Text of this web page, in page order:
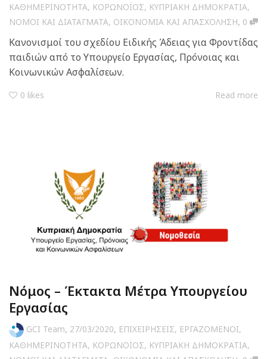
ΚΑΘΗΜΕΡΙΝΟΤΗΤΑ, ΚΟΡΩΝΟΪΟΣ, ΚΥΠΡΙΑΚΗ ΔΗΜΟΚΡΑΤΙΑ,
ΝΟΜΟΙ ΚΑΙ ΔΙΑΤΑΓΜΑΤΑ, ΟΙΚΟΝΟΜΙΑ ΚΑΙ ΑΠΑΣΧΟΛΗΣΗ, 0
Κανονισμοί του σχεδίου Ειδικής Άδειας για Φροντίδας
παιδιών από το Υπουργείο Εργασίας, Πρόνοιας και
Κοινωνικών Ασφαλίσεων.
0 likes Read more
Νόμος – Έκτακτα Μέτρα Υπουργείου
Εργασίας
GCI Team, 27/03/2020, ΕΠΙΧΕΙΡΗΣΕΙΣ, ΕΡΓΑΖΟΜΕΝΟΙ,
ΚΑΘΗΜΕΡΙΝΟΤΗΤΑ, ΚΟΡΩΝΟΪΟΣ, ΚΥΠΡΙΑΚΗ ΔΗΜΟΚΡΑΤΙΑ,